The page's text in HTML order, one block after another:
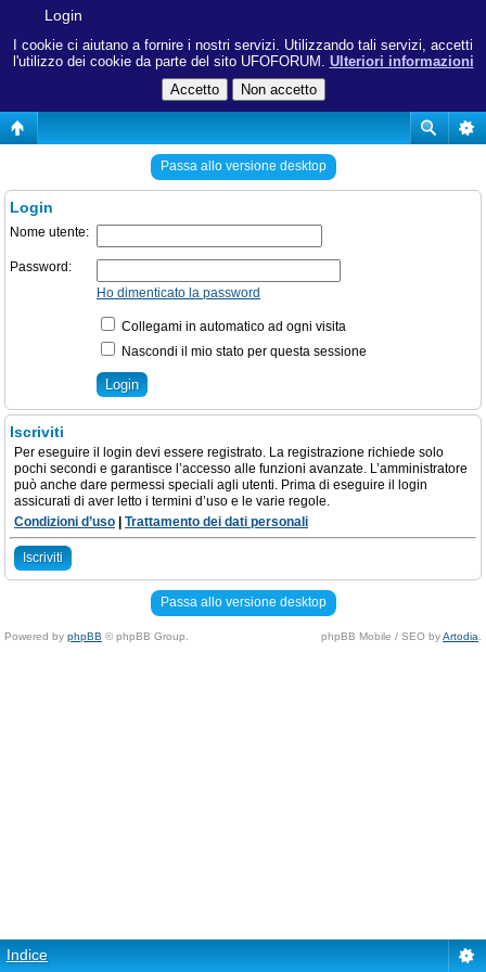
I cookie ci aiutano a fornire i nostri servizi. Utilizzando tali servizi, accetti
l'utilizzo dei cookie da parte del sito UFOFORUM. Ulteriori informazioni
Login
Passa allo versione desktop
Login
Nome utente:
Password:
Ho dimenticato la password
Collegami in automatico ad ogni visita
Nascondi il mio stato per questa sessione
Iscriviti
Per eseguire il login devi essere registrato. La registrazione richiede solo
pochi secondi e garantisce l’accesso alle funzioni avanzate. L’amministratore
può anche dare permessi speciali agli utenti. Prima di eseguire il login
assicurati di aver letto i termini d’uso e le varie regole.
Condizioni d’uso
Trattamento dei dati personali
Iscriviti
Passa allo versione desktop
Powered by phpBB © phpBB Group. phpBB Mobile / SEO byArtodia
Indice